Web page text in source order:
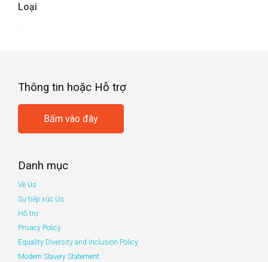
Loại
Thông tin hoặc Hỗ trợ
Bấm vào đây
Danh mục
Về Us
Sự tiếp xúc Us
Hỗ trợ
Privacy Policy
Equality Diversity and Inclusion Policy
Modern Slavery Statement